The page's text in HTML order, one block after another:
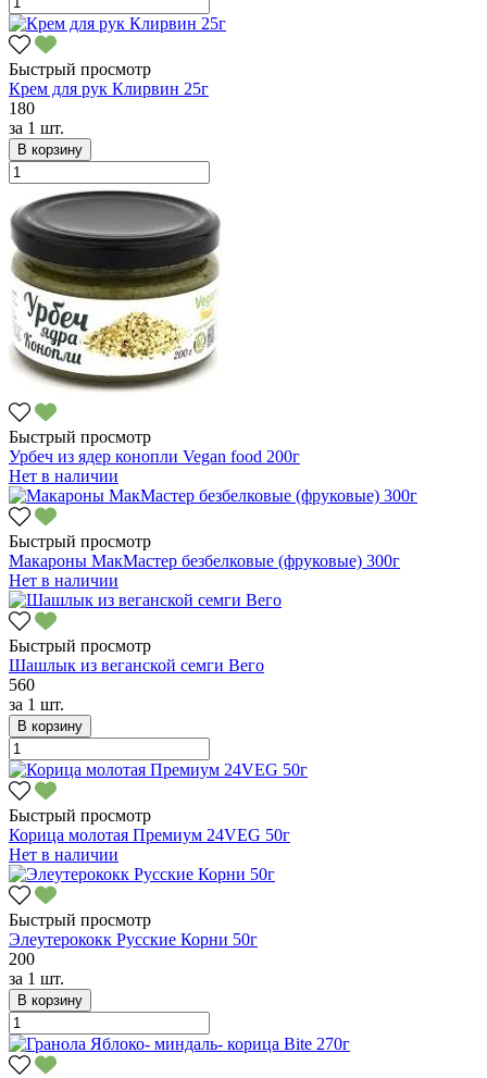
Быстрый просмотр
Крем для рук Клирвин 25г
180
за 1 шт.
В корзину
Быстрый просмотр
Урбеч из ядер конопли Vegan food 200г
Нет в наличии
Быстрый просмотр
Макароны МакМастер безбелковые (фруковые) 300г
Нет в наличии
Быстрый просмотр
Шашлык из веганской семги Вего
560
за 1 шт.
В корзину
Быстрый просмотр
Корица молотая Премиум 24VEG 50г
Нет в наличии
Быстрый просмотр
Элеутерококк Русские Корни 50г
200
за 1 шт.
В корзину